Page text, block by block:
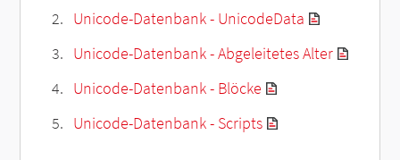
Unicode-Datenbank - UnicodeData
Unicode-Datenbank - Abgeleitetes Alter
Unicode-Datenbank - Blöcke
Unicode-Datenbank - Scripts